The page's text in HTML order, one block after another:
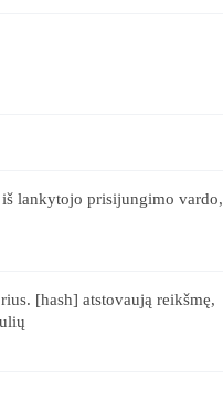
lankytojo prisijungimo vardo,
[hash] atstovaują reikšmę,